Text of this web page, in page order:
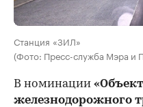
Станция «ЗИЛ»
(Фото: Пресс-служба Мэра и
В номинации
железнодорожного